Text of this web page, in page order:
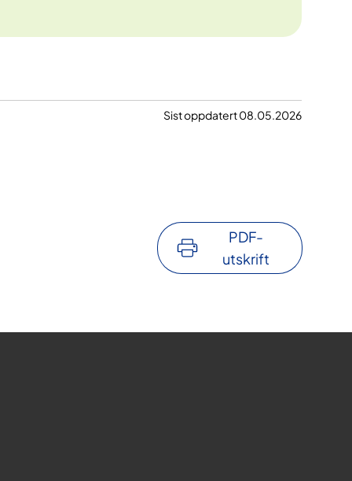
Sist oppdatert 08.05.2026
PDF-
utskrift